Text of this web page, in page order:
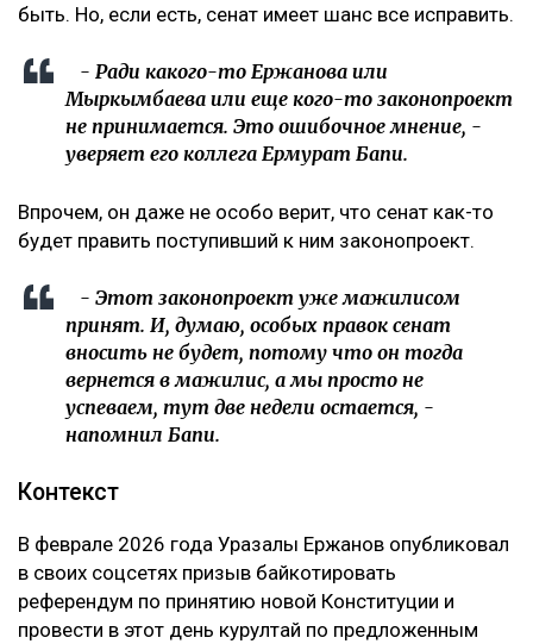
быть. Но, если есть, сенат имеет шанс все исправить.
- Ради какого-то Ержанова или
Мыркымбаева или еще кого-то законопроект
не принимается. Это ошибочное мнение, -
уверяет его коллега Ермурат Бапи.
Впрочем, он даже не особо верит, что сенат как-то
будет править поступивший к ним законопроект.
- Этот законопроект уже мажилисом
принят. И, думаю, особых правок сенат
вносить не будет, потому что он тогда
вернется в мажилис, а мы просто не
успеваем, тут две недели остается, -
напомнил Бапи.
Контекст
В феврале 2026 года Уразалы Ержанов опубликовал
в своих соцсетях призыв байкотировать
референдум по принятию новой Конституции и
провести в этот день курултай по предложенным